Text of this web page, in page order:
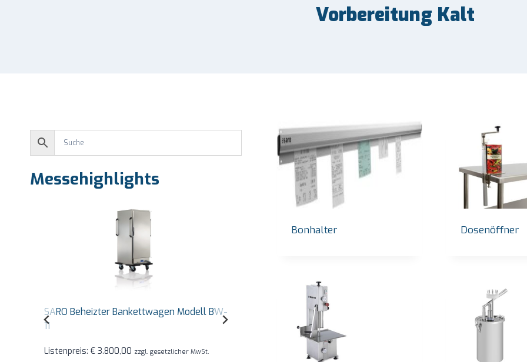
Vorbereitung Kalt
Bonhalter Dosenöffner
Messehighlights
SARO Countertop Warmhaltevitrine Self
Service Modell BENNET
Listenpreis: € 1.760,00 zzgl. gesetzlicher MwSt.
SARO Bain-Marie-Trolley Modell BT-3
Listenpreis:€ 2.720,00
Vorrätig